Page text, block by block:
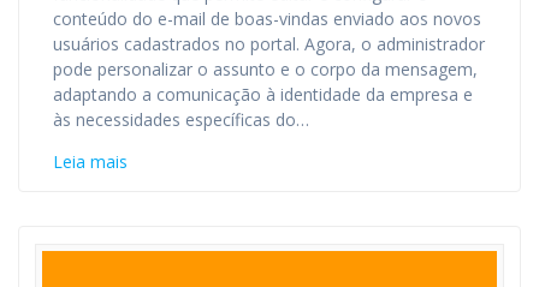
conteúdo do e-mail de boas-vindas enviado aos novos
usuários cadastrados no portal. Agora, o administrador
pode personalizar o assunto e o corpo da mensagem,
adaptando a comunicação à identidade da empresa e
às necessidades específicas do…
Leia mais